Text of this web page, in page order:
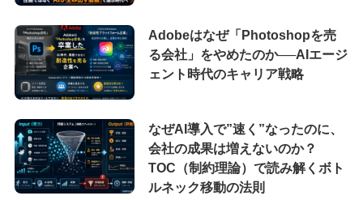
Adobeはなぜ「Photoshopを売
る会社」をやめたのか──AIエージ
ェント時代のキャリア戦略
なぜAI導入で”速く”なったのに、
会社の成果は増えないのか？
TOC（制約理論）で読み解くボト
ルネック移動の法則